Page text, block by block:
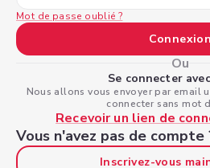
Mot de passe oublié ?
Connexion
Ou
Se connecter
Nous allons vous envoyer par email
connecter sans mot
Recevoir un lien de
Vous n'avez pas de compte
Inscrivez-vous